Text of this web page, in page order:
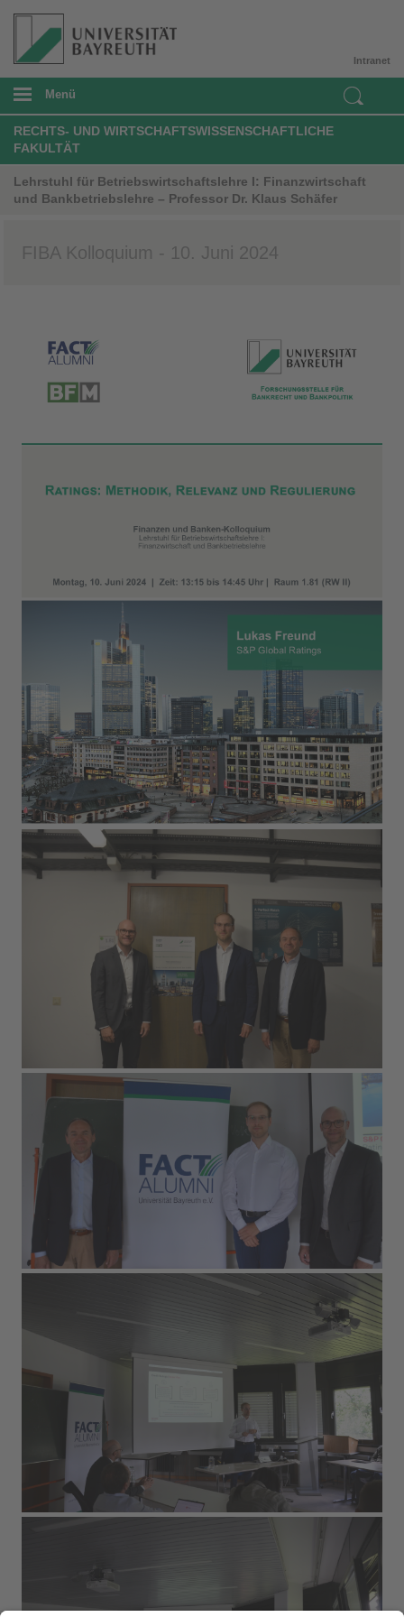
Intranet
Menü
RECHTS- UND WIRTSCHAFTSWISSENSCHAFTLICHE
FAKULTÄT
Lehrstuhl für Betriebswirtschaftslehre I: Finanzwirtschaft
und Bankbetriebslehre – Professor Dr. Klaus Schäfer
FIBA Kolloquium - 10. Juni 2024